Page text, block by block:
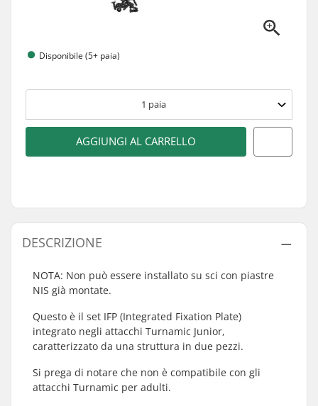
Disponibile (5+ paia)
1 paia
AGGIUNGI AL CARRELLO
DESCRIZIONE
NOTA: Non può essere installato su sci con piastre
NIS già montate.
Questo è il set IFP (Integrated Fixation Plate)
integrato negli attacchi Turnamic Junior,
caratterizzato da una struttura in due pezzi.
Si prega di notare che non è compatibile con gli
attacchi Turnamic per adulti.